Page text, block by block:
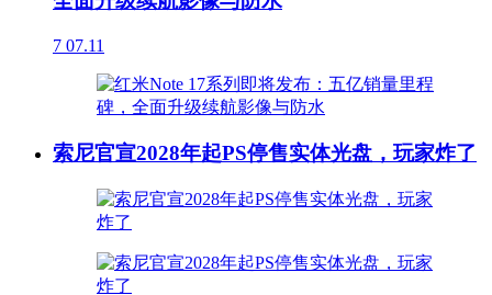
7 07.11
索尼官宣2028年起PS停售实体光盘，玩家炸了